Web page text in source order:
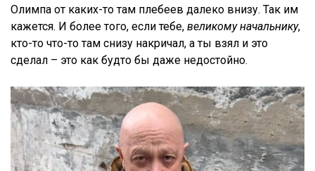
Олимпа от каких-то там плебеев далеко внизу. Так им
кажется. И более того, если тебе, великому начальнику,
кто-то что-то там снизу накричал, а ты взял и это
сделал – это как будто бы даже недостойно.